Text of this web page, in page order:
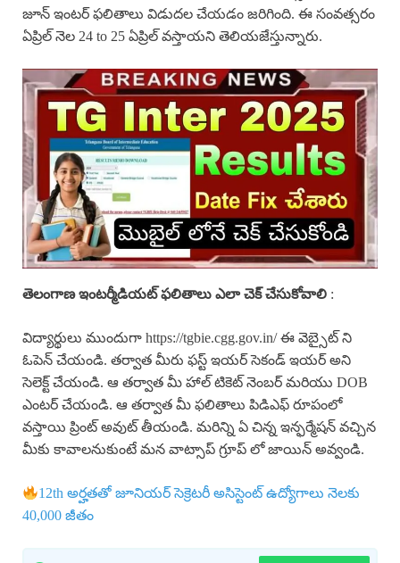
జూన్ ఇంటర్ ఫలితాలు విడుదల చేయడం జరిగింది. ఈ సంవత్సరం
ఏప్రిల్ నెల 24 to 25 ఏప్రిల్ వస్తాయని తెలియజేస్తున్నారు.
తెలంగాణ ఇంటర్మీడియట్ ఫలితాలు ఎలా చెక్ చేసుకోవాలి :
విద్యార్థులు ముందుగా https://tgbie.cgg.gov.in/ ఈ వెబ్సైట్ ని
ఓపెన్ చేయండి. తర్వాత మీరు ఫస్ట్ ఇయర్ సెకండ్ ఇయర్ అని
సెలెక్ట్ చేయండి. ఆ తర్వాత మీ హాల్ టికెట్ నెంబర్ మరియు DOB
ఎంటర్ చేయండి. ఆ తర్వాత మీ ఫలితాలు పిడిఎఫ్ రూపంలో
వస్తాయి ప్రింట్ అవుట్ తీయండి. మరిన్ని ఏ చిన్న ఇన్ఫర్మేషన్ వచ్చిన
మీకు కావాలనుకుంటే మన వాట్సాప్ గ్రూప్ లో జాయిన్ అవ్వండి.
12th అర్హతతో జూనియర్ సెక్రెటరీ అసిస్టెంట్ ఉద్యోగాలు నెలకు
40,000 జీతం